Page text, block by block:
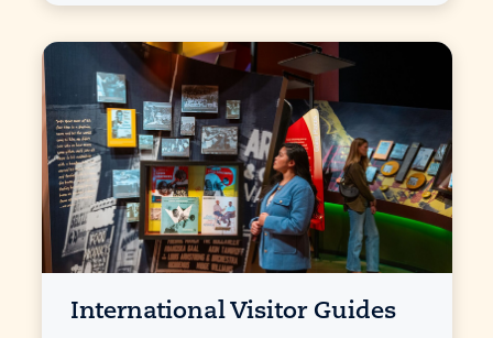
International Visitor Guides